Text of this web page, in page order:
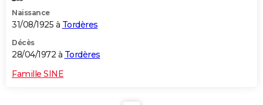
Naissance
31/08/1925 à Tordères
Décès
28/04/1972 à Tordères
Famille SINE